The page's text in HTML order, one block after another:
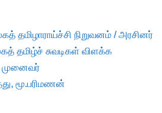
தமிழாராய்ச்சி நிறுவனம் / அரசினர்
தமிழ்ச் சுவடிகள் விளக்க
மூ.பரிமணன்